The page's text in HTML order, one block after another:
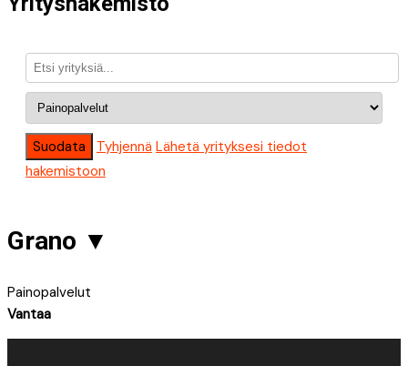
Suodata Tyhjennä Lähetä yrityksesi tiedot
hakemistoon
Grano ▼
Painopalvelut
Vantaa